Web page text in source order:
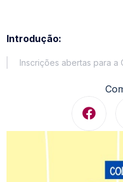
Introdução:
Inscrições abertas para a